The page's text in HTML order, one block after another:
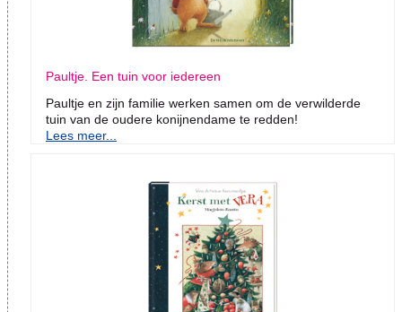
Paultje. Een tuin voor iedereen
Paultje en zijn familie werken samen om de verwilderde
tuin van de oudere konijnendame te redden!
Lees meer...